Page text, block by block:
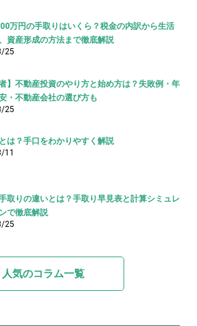
万円の手取りはいくら？税金の内訳から生活
資産形成の方法まで徹底解説
25
者】不動産投資のやり方と始め方は？失敗例・年
・不動産会社の選び方も
25
は？手口をわかりやすく解説
11
取りの違いとは？手取り早見表と計算シミュレ
で徹底解説
25
人気のコラム一覧